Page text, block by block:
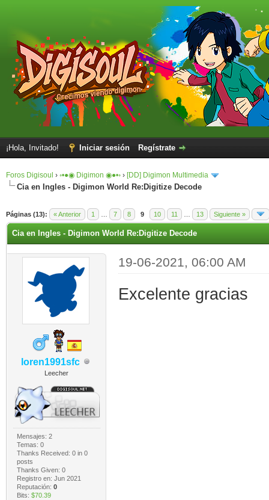
¡Hola, Invitado! Iniciar sesión Regístrate
Foros Digisoul › ◦•●◉ Digimon ◉●•◦ › [DD] Digimon Multimedia
Cia en Ingles - Digimon World Re:Digitize Decode
Páginas (13): « Anterior 1 7 8 9 10 11 13 Siguiente »
Cia en Ingles - Digimon World Re:Digitize Decode
loren1991sfc
Leecher
Mensajes: 2
Temas: 0
Thanks Received: 0in 0
posts
Thanks Given: 0
Registro en: Jun 2021
Reputación: 0
Bits: $70.39
19-06-2021, 06:00 AM
Excelente gracias